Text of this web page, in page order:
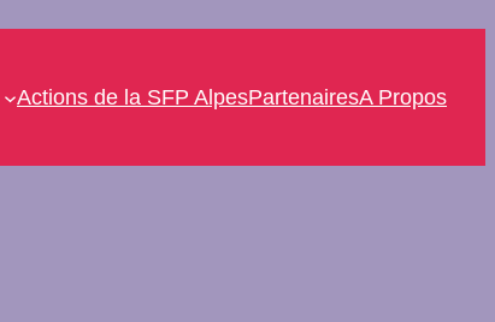
Actions de la SFP AlpesPartenairesA Propos